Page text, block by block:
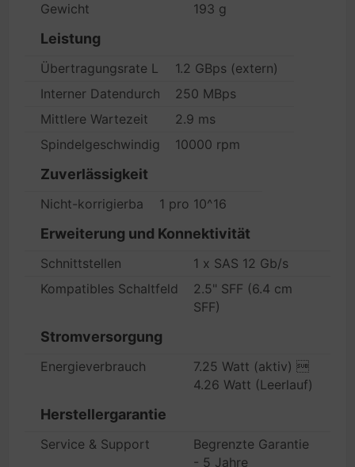
Gewicht
193 g
Leistung
Übertragungsrate Laufwerk1.2 GBps (extern)
Interner Datendurchsatz250 MBps
Mittlere Wartezeit
2.9 ms
Spindelgeschwindigkeit10000 rpm
Zuverlässigkeit
Nicht-korrigierbare Datenfehler
1 pro 10^16
Erweiterung und Konnektivität
Schnittstellen
1 x SAS 12 Gb/s
Kompatibles Schaltfeld
2.5" SFF (6.4 cm
SFF)
Stromversorgung
Energieverbrauch
7.25 Watt (aktiv) 
4.26 Watt (Leerlauf)
Herstellergarantie
Service & Support
Begrenzte Garantie
- 5 Jahre